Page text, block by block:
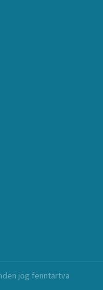
jog fenntartva